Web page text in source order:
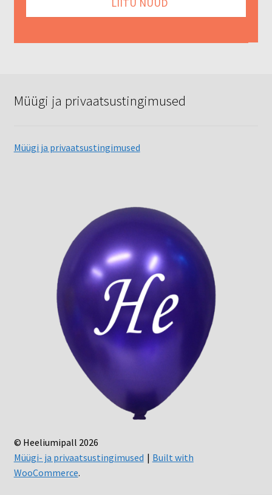
Müügi ja privaatsustingimused
Müügi ja privaatsustingimused
© Heeliumipall 2026
Müügi- ja privaatsustingimused
Built with
WooCommerce.